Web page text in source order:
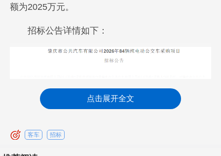
额为2025万元。
招标公告详情如下：
点击展开全文
客车 招标